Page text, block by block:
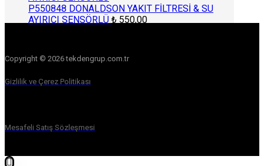
P550848 DONALDSON YAKIT FİLTRESİ & SU
AYIRICI SENSÖRLÜ ₺ 550,00
Copyright © 2026 tekdengrup.com.tr
Gizlilik ve Çerez Politikası
Mesafeli Satış Sözleşmesi